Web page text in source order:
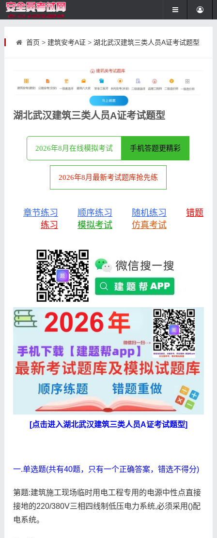
首页 > 建筑安考A证> 湖北武汉建筑三类人员A证考试题型
湖北武汉建筑三类人员A证考试题型
2026年8月在线模拟考试 手机答题更精彩
2026年8月最新考试题库抢先练
章节练习 顺序练习 随机练习
错题
练习
模拟考试 仿真考试
[点击进入湖北武汉建筑三类人员A证考试题型]
一.单选题(共有40题，只有一个正确答案，错选不得分)
第题:建筑施工现场临时用电工程专用的电源中性点直接
接地的220/380V三相四线制低压电力系统,必须采用()配
电系统。